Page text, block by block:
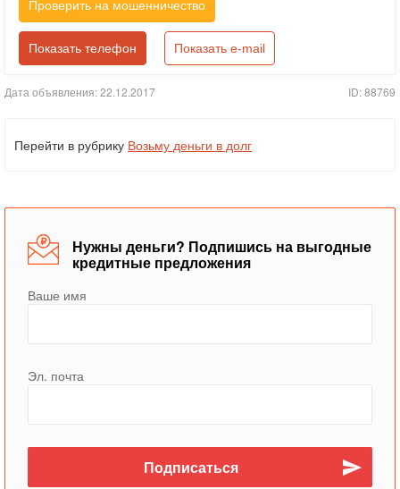
Проверить на мошенничество
Показать телефон Показать e-mail
Дата объявления: 22.12.2017 ID: 88769
Перейти в рубрику Возьму деньги в долг
Нужны деньги? Подпишись на выгодные
кредитные предложения
Ваше имя
Эл. почта